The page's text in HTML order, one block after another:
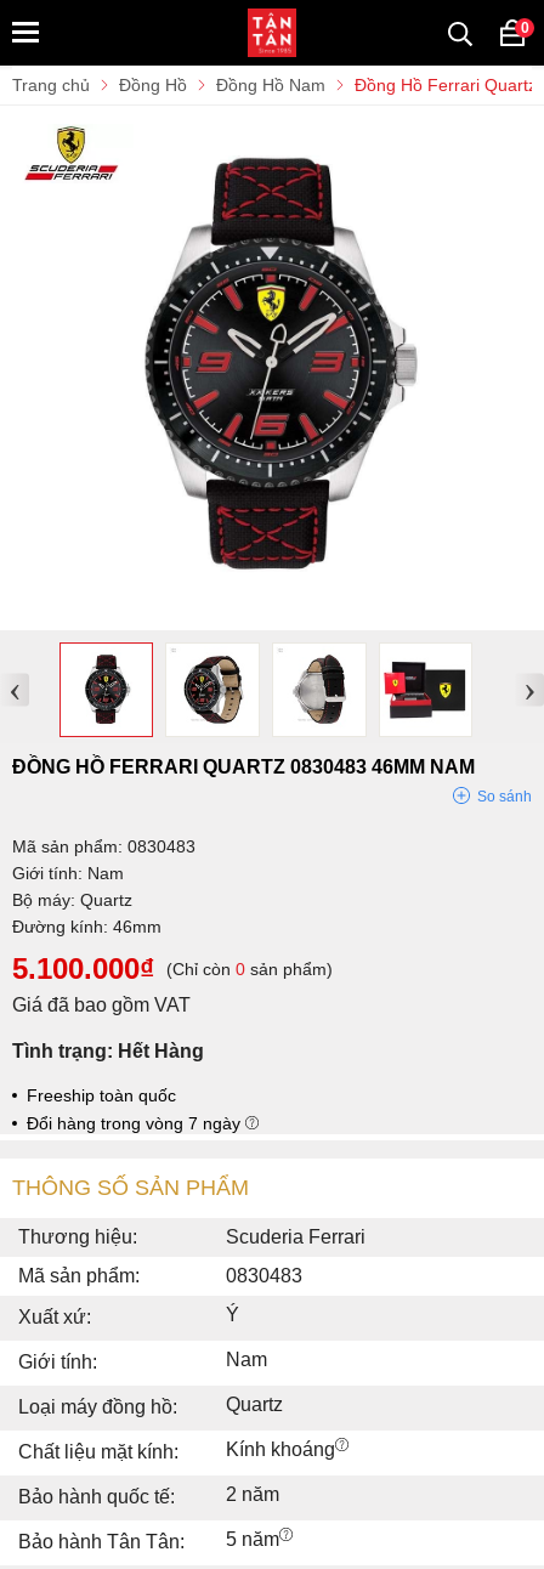
0
Trang chủ Đồng Hồ Đồng Hồ Nam Đồng Hồ Ferrari Quartz
‹ ›
ĐỒNG HỒ FERRARI QUARTZ 0830483 46MM NAM
So sánh
Mã sản phẩm: 0830483
Giới tính: Nam
Bộ máy: Quartz
Đường kính: 46mm
5.100.000₫ (Chỉ còn 0 sản phẩm)
Giá đã bao gồm VAT
Tình trạng: Hết Hàng
Freeship toàn quốc
Đổi hàng trong vòng 7 ngày
THÔNG SỐ SẢN PHẨM
Thương hiệu:
Scuderia Ferrari
Mã sản phẩm:
0830483
Xuất xứ:
Ý
Giới tính: Nam
Loại máy đồng hồ: Quartz
Chất liệu mặt kính: Kính khoáng
Bảo hành quốc tế: 2 năm
Bảo hành Tân Tân: 5 năm